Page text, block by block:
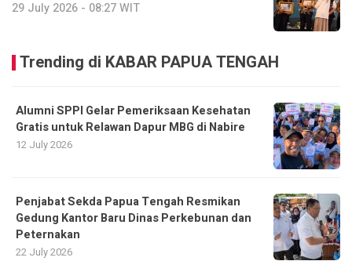
29 July 2026 - 08:27 WIT
Trending di KABAR PAPUA TENGAH
Alumni SPPI Gelar Pemeriksaan Kesehatan
Gratis untuk Relawan Dapur MBG di Nabire
12 July 2026
Penjabat Sekda Papua Tengah Resmikan
Gedung Kantor Baru Dinas Perkebunan dan
Peternakan
22 July 2026